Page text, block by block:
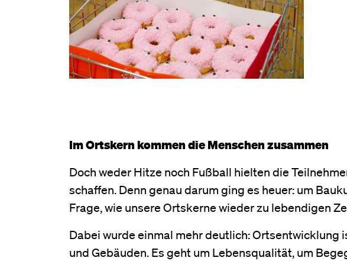
Im Ortskern kommen die Menschen zusammen
Doch weder Hitze noch Fußball hielten die
schaffen. Denn genau darum ging es heuer: um
Frage, wie unsere Ortskerne wieder zu lebendigen
Dabei wurde einmal mehr deutlich: Ortsentwicklung
und Gebäuden. Es geht um Lebensqualität, um